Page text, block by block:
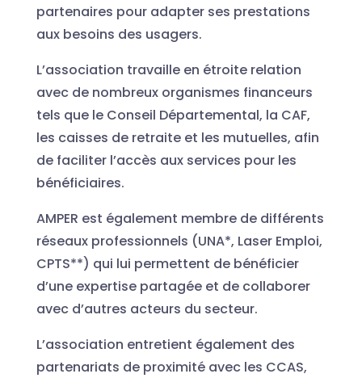
partenaires pour adapter ses prestations
aux besoins des usagers.
L’association travaille en étroite relation
avec de nombreux organismes financeurs
tels que le Conseil Départemental, la CAF,
les caisses de retraite et les mutuelles, afin
de faciliter l’accès aux services pour les
bénéficiaires.
AMPER est également membre de différents
réseaux professionnels (UNA*, Laser Emploi,
CPTS**) qui lui permettent de bénéficier
d’une expertise partagée et de collaborer
avec d’autres acteurs du secteur.
L’association entretient également des
partenariats de proximité avec les CCAS,